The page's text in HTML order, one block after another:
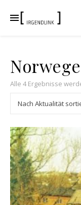
Alle 4 Ergebnisse